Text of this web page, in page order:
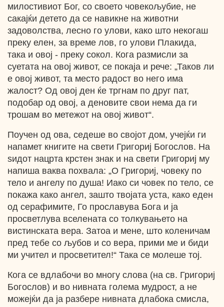
милостивиот Бог, со своето човекољубие, не
сакајќи детето да се навикне на животни
задоволства, лесно го улови, како што некогаш
преку елен, за време лов, го улови Плакида,
така и овој - преку сокол. Кога размисли за
суетата на овој живот, се покаја и рече: „Таков ли
е овој живот, та место радост во него има
жалост? Од овој ден ќе тргнам по друг пат,
подобар од овој, а деновите свои нема да ги
трошам во метежот на овој живот“.
Поучен од ова, седеше во својот дом, учејќи ги
напамет книгите на свети Григориј Богослов. На
ѕидот нацрта крстен знак и на свети Григориј му
напиша ваква похвала: „О Григориј, човеку по
тело и ангелу по душа! Иако си човек по тело, се
покажа како ангел, зашто твојата уста, како еден
од серафимите, Го прославува Бога и ја
просветлува вселената со толкувањето на
вистинската вера. Затоа и мене, што коленичам
пред тебе со љубов и со вера, прими ме и биди
ми учител и просветител!“ Така се молеше тој.
Кога се вдлабочи во многу слова (на св. Григориј
Богослов) и во нивната голема мудрост, а не
можејќи да ја разбере нивната длабока смисла,